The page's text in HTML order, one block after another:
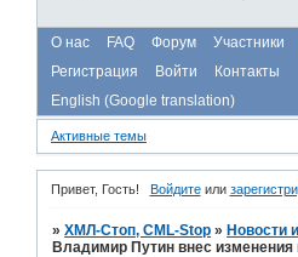
О нас FAQ Форум Участники
Регистрация
Войти
Контакты
English (Google translation)
Активные темы
Привет, Гость! Войдитеили
»ХМЛ-Стоп, CML-Stop » Новости
Владимир Путин внес